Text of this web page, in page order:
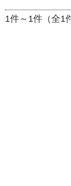
1件～1件（全1